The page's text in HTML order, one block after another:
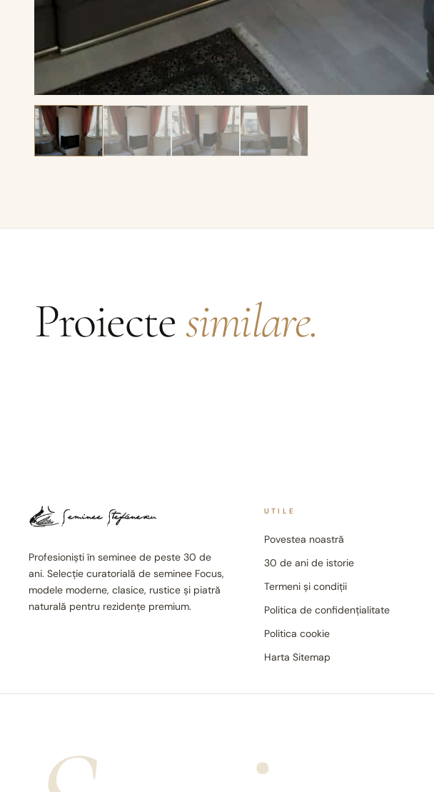
Proiectesimilare.
Profesioniști în seminee de peste 30 de
ani. Selecție curatorială de seminee Focus,
modele moderne, clasice, rustice și piatră
naturală pentru rezidențe premium.
UTILE
Povestea noastră
30 de ani de istorie
Termeni și condiții
Politica de confidențialitate
Politica cookie
Harta Sitemap